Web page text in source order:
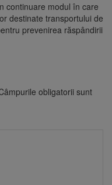
continuare modul în care
destinate transportului de
prevenirea răspândirii
obligatorii sunt